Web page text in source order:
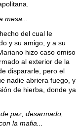
del cual le
y su amigo, y a su
hizo caso omiso
al exterior de la
dispararle, pero el
nadie abriera fuego, y
de hierba, donde ya
paz, desarmado,
la mafia...